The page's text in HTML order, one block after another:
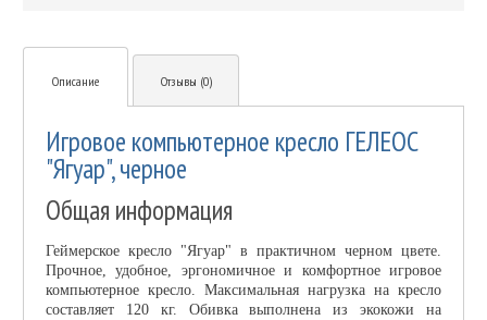
Описание Отзывы (0)
Игровое компьютерное кресло ГЕЛЕОС
"Ягуар", черное
Общая информация
Геймерское кресло "Ягуар" в практичном черном цвете.
Прочное, удобное, эргономичное и комфортное игровое
компьютерное кресло. Максимальная нагрузка на кресло
составляет 120 кг. Обивка выполнена из экокожи на